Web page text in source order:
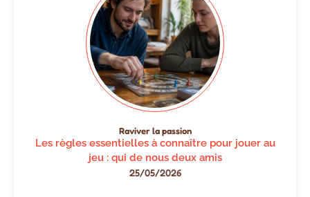
Raviver la passion
Les règles essentielles à connaître pour jouer au
jeu : qui de nous deux amis
25/05/2026